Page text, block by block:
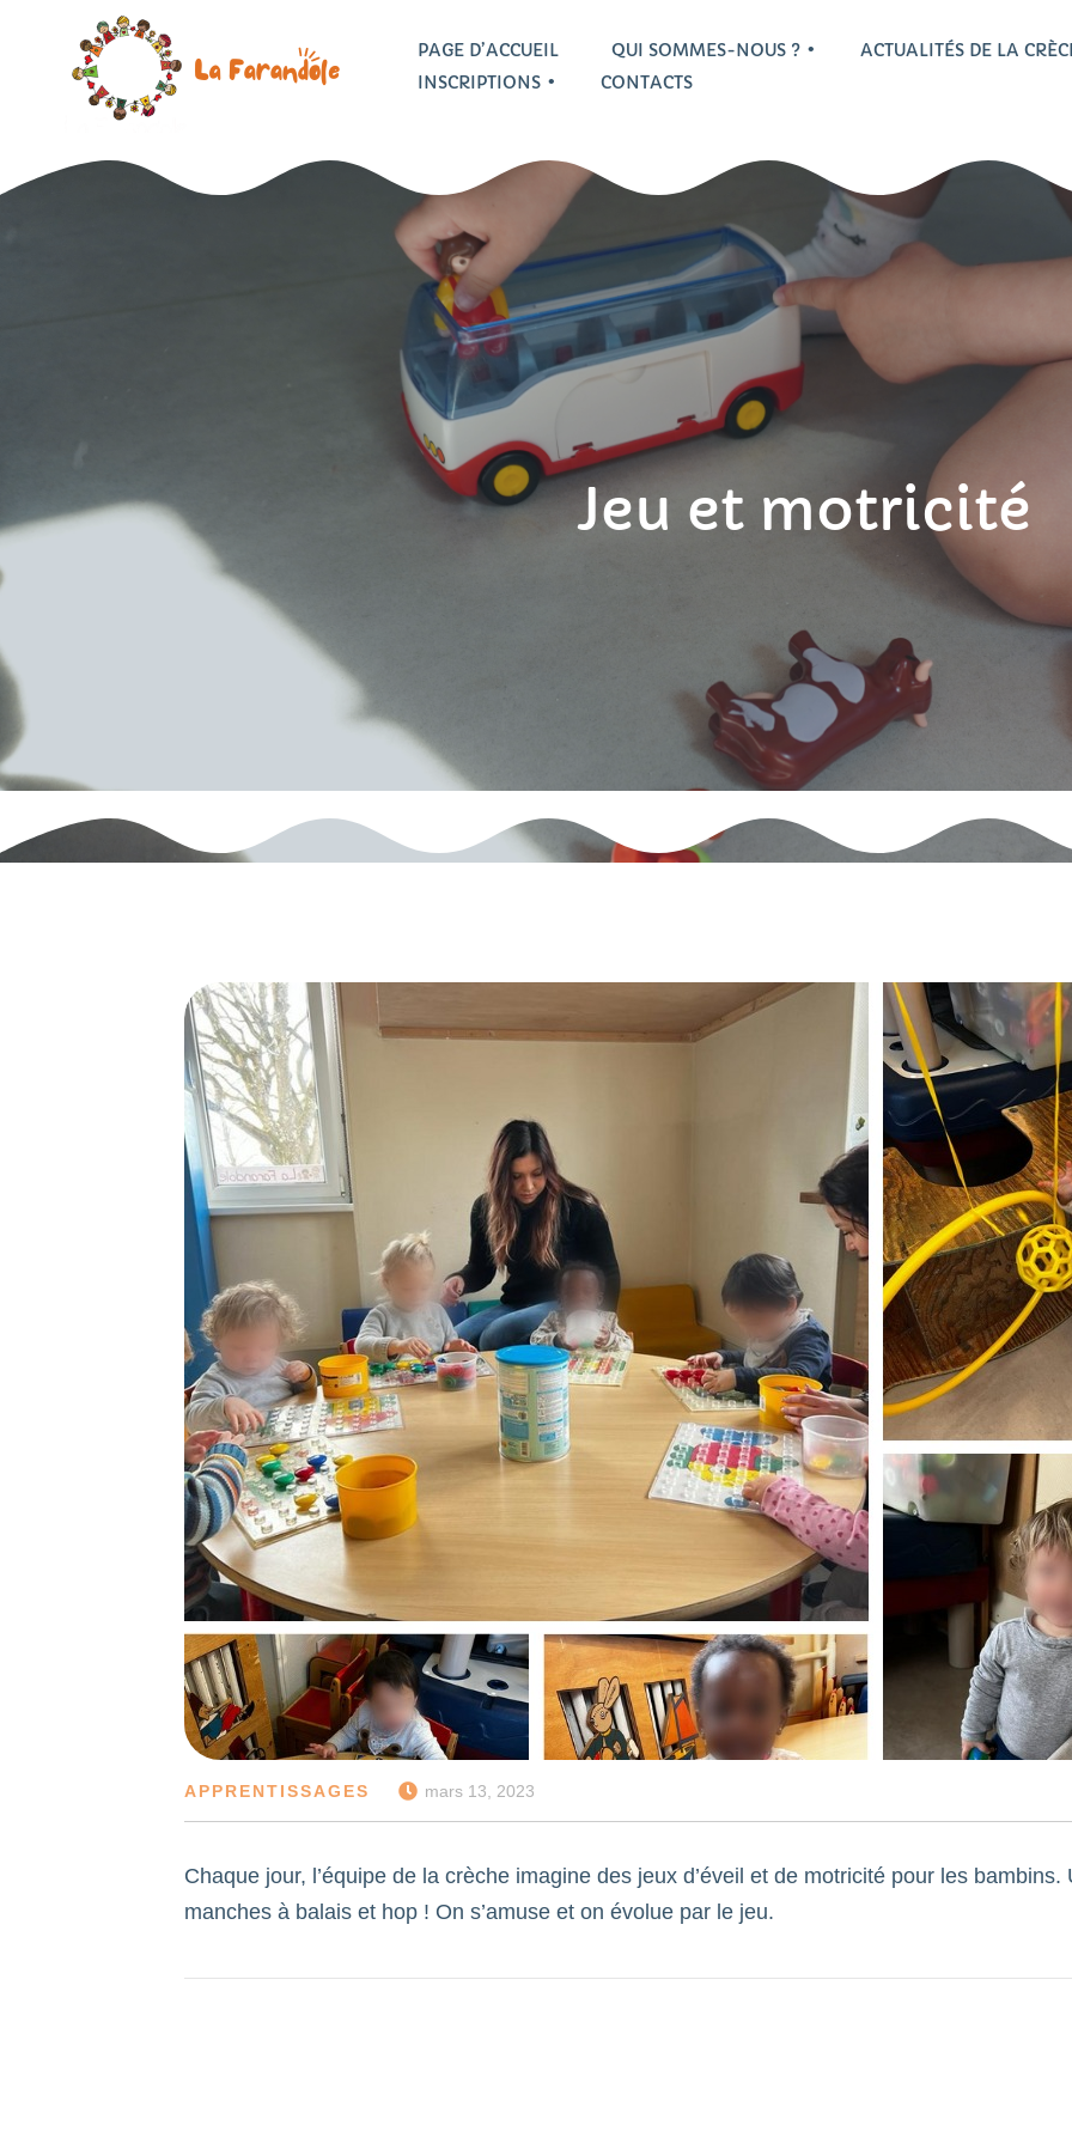
PAGE D’ACCUEIL QUI SOMMES-NOUS ?
La vie de la crèche
Visite guidée
Témoignages
ACTUALITÉS DE LA
INSCRIPTIONS
Inscrire mon enfant
Documents
téléchargeables
Tarifs et offres
CONTACTS
Jeu et motricité
APPRENTISSAGES mars 13, 2023
Chaque jour, l’équipe de la crèche imagine des jeux d’éveil et de motricité pour les
manches à balais et hop ! On s’amuse et on évolue par le jeu.